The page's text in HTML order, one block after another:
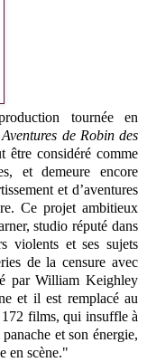
tournée en
de Robin des
être considéré comme
et demeure encore
et d’aventures
Ce projet ambitieux
studio réputé dans
violents et ses sujets
de la censure avec
par William Keighley
et il est remplacé au
films, qui insuffle à
et son énergie,
en scène."